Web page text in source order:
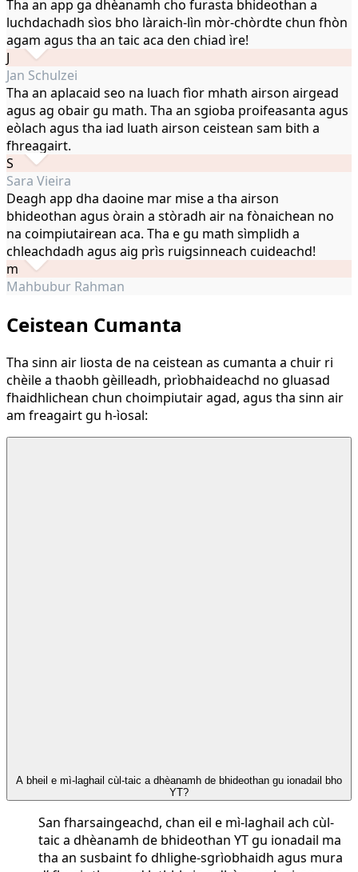
Tha an app ga dhèanamh cho furasta bhideothan a
luchdachadh sìos bho làraich-lìn mòr-chòrdte chun fhòn
agam agus tha an taic aca den chiad ìre!
J
Jan Schulzei
Tha an aplacaid seo na luach fìor mhath airson airgead
agus ag obair gu math. Tha an sgioba proifeasanta agus
eòlach agus tha iad luath airson ceistean sam bith a
fhreagairt.
S
Sara Vieira
Deagh app dha daoine mar mise a tha airson
bhideothan agus òrain a stòradh air na fònaichean no
na coimpiutairean aca. Tha e gu math sìmplidh a
chleachdadh agus aig prìs ruigsinneach cuideachd!
m
Mahbubur Rahman
Ceistean Cumanta
Tha sinn air liosta de na ceistean as cumanta a chuir ri
chèile a thaobh gèilleadh, prìobhaideachd no gluasad
fhaidhlichean chun choimpiutair agad, agus tha sinn air
am freagairt gu h-ìosal:
A bheil e mì-laghail cùl-taic a dhèanamh de bhideothan gu ionadail bho
YT?
San fharsaingeachd, chan eil e mì-laghail ach cùl-
taic a dhèanamh de bhideothan YT gu ionadail ma
tha an susbaint fo dhlighe-sgrìobhaidh agus mura